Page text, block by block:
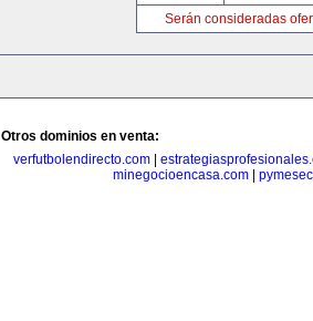
Serán consideradas
Otros dominios en venta:
verfutbolendirecto.com
minegocioencasa.com